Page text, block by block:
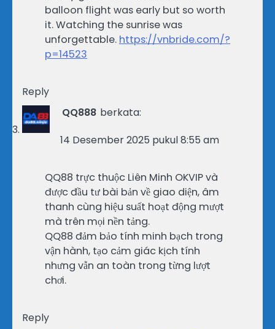
balloon flight was early but so worth
it. Watching the sunrise was
unforgettable. https://vnbride.com/?
p=14523
Reply
QQ888 berkata:
14 Desember 2025 pukul 8:55 am
QQ88 trực thuộc Liên Minh OKVIP và
được đầu tư bài bản về giao diện, âm
thanh cùng hiệu suất hoạt động mượt
mà trên mọi nền tảng.
QQ88 đảm bảo tính minh bạch trong
vận hành, tạo cảm giác kịch tính
nhưng vẫn an toàn trong từng lượt
chơi.
Reply